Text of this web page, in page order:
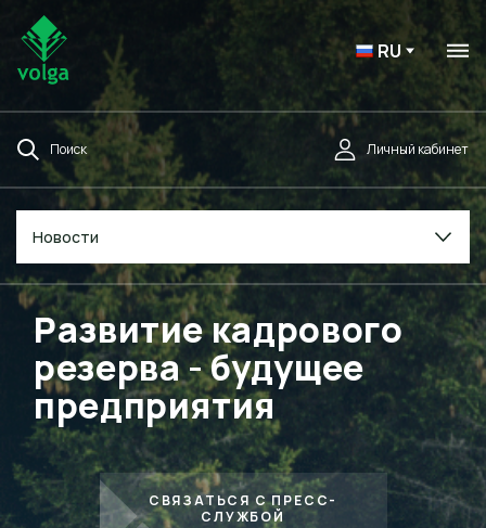
RU
Поиск Личный кабинет
Новости
Развитие кадрового
резерва - будущее
предприятия
СВЯЗАТЬСЯ С ПРЕСС-
СЛУЖБОЙ